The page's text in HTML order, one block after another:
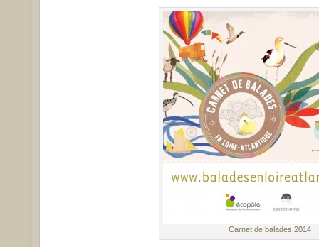
Carnet de balades 2014